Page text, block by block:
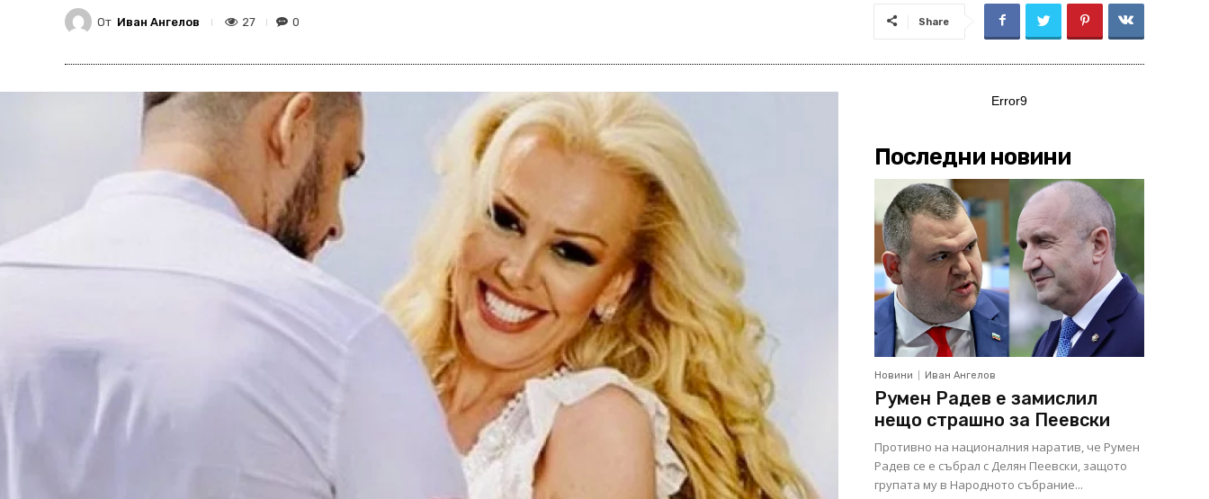
От Иван Ангелов 27 0 Share
Error9
Последни новини
Новини Иван Ангелов
Румен Радев е замислил
нещо страшно за Пеевски
Противно на националния наратив, че Румен
Радев се е събрал с Делян Пеевски, защото
групата му в Народното събрание...